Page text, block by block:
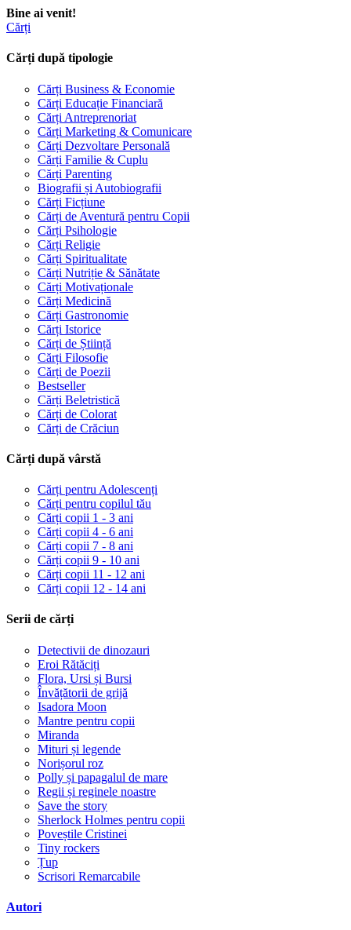
Bine ai venit!
Cărți
Cărți după tipologie
Cărți Business & Economie
Cărți Educație Financiară
Cărți Antreprenoriat
Cărți Marketing & Comunicare
Cărți Dezvoltare Personală
Cărți Familie & Cuplu
Cărți Parenting
Biografii și Autobiografii
Cărți Ficțiune
Cărți de Aventură pentru Copii
Cărți Psihologie
Cărți Religie
Cărți Spiritualitate
Cărți Nutriție & Sănătate
Cărți Motivaționale
Cărți Medicină
Cărți Gastronomie
Cărți Istorice
Cărți de Știință
Cărți Filosofie
Cărți de Poezii
Bestseller
Cărți Beletristică
Cărți de Colorat
Cărți de Crăciun
Cărți după vârstă
Cărți pentru Adolescenți
Cărți pentru copilul tău
Cărți copii 1 - 3 ani
Cărți copii 4 - 6 ani
Cărți copii 7 - 8 ani
Cărți copii 9 - 10 ani
Cărți copii 11 - 12 ani
Cărți copii 12 - 14 ani
Serii de cărți
Detectivii de dinozauri
Eroi Rătăciți
Flora, Ursi și Bursi
Învățătorii de grijă
Isadora Moon
Mantre pentru copii
Miranda
Mituri și legende
Norișorul roz
Polly și papagalul de mare
Regii și reginele noastre
Save the story
Sherlock Holmes pentru copii
Poveștile Cristinei
Tiny rockers
Țup
Scrisori Remarcabile
Autori